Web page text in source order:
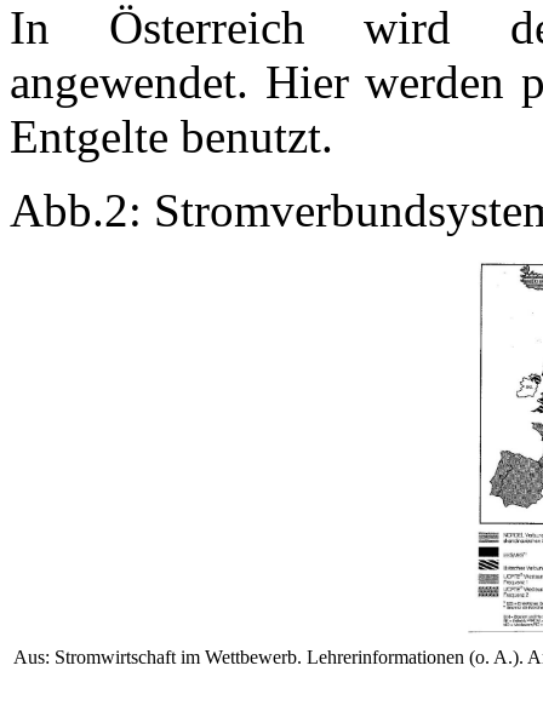
In Österreich wird
angewendet. Hier werden
Entgelte benutzt.
Abb.2:
Aus: Stromwirtschaft im Wettbewerb. Lehrerinformationen (o. A.).